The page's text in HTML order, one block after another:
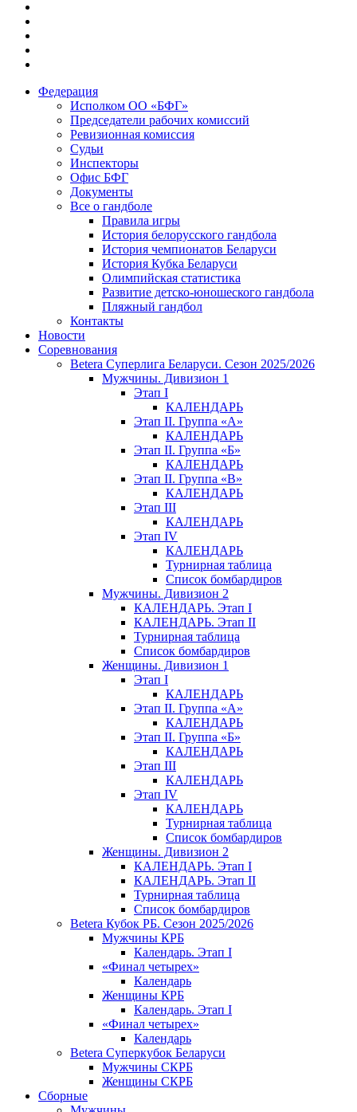
Федерация
Исполком ОО «БФГ»
Председатели рабочих комиссий
Ревизионная комиссия
Судьи
Инспекторы
Офис БФГ
Документы
Все о гандболе
Правила игры
История белорусского гандбола
История чемпионатов Беларуси
История Кубка Беларуси
Олимпийская статистика
Развитие детско-юношеского гандбола
Пляжный гандбол
Контакты
Новости
Соревнования
Betera Суперлига Беларуси. Сезон 2025/2026
Мужчины. Дивизион 1
Этап I
КАЛЕНДАРЬ
Этап II. Группа «А»
КАЛЕНДАРЬ
Этап II. Группа «Б»
КАЛЕНДАРЬ
Этап II. Группа «В»
КАЛЕНДАРЬ
Этап III
КАЛЕНДАРЬ
Этап IV
КАЛЕНДАРЬ
Турнирная таблица
Список бомбардиров
Мужчины. Дивизион 2
КАЛЕНДАРЬ. Этап I
КАЛЕНДАРЬ. Этап II
Турнирная таблица
Список бомбардиров
Женщины. Дивизион 1
Этап I
КАЛЕНДАРЬ
Этап II. Группа «А»
КАЛЕНДАРЬ
Этап II. Группа «Б»
КАЛЕНДАРЬ
Этап III
КАЛЕНДАРЬ
Этап IV
КАЛЕНДАРЬ
Турнирная таблица
Список бомбардиров
Женщины. Дивизион 2
КАЛЕНДАРЬ. Этап I
КАЛЕНДАРЬ. Этап II
Турнирная таблица
Список бомбардиров
Betera Кубок РБ. Сезон 2025/2026
Мужчины КРБ
Календарь. Этап I
«Финал четырех»
Календарь
Женщины КРБ
Календарь. Этап I
«Финал четырех»
Календарь
Betera Суперкубок Беларуси
Мужчины СКРБ
Женщины СКРБ
Сборные